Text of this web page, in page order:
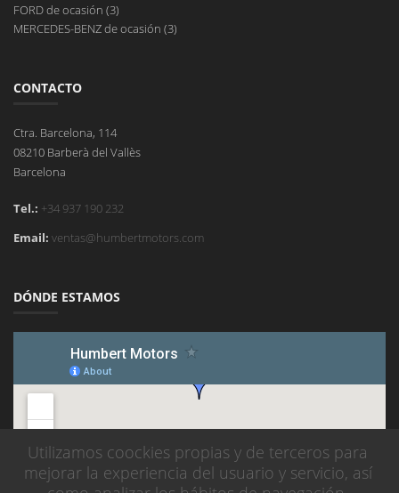
FORD de ocasión (3)
MERCEDES-BENZ de ocasión (3)
CONTACTO
Ctra. Barcelona, 114
08210 Barberà del Vallès
Barcelona
Tel.: +34 937 190 232
Email: ventas@humbertmotors.com
DÓNDE ESTAMOS
Utilizamos coockies propias y de terceros para
mejorar la experiencia del usuario y servicio, así